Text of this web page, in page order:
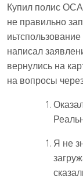
Купил полис
не правильно
написал
вернулись на
на вопросы
Я не